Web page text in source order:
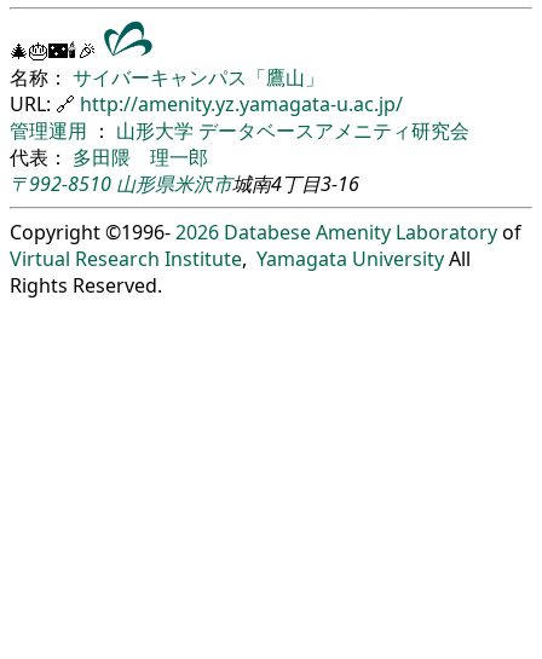
🎄🎂🌃🕯🎉
名称： サイバーキャンパス「鷹山」
URL: 🔗 http://amenity.yz.yamagata-u.ac.jp/
管理運用 ： 山形大学 データベースアメニティ研究会
代表： 多田隈 理一郎
〒992-8510 山形県米沢市城南4丁目3-16
Copyright ©1996-2026 Databese Amenity Laboratoryof
Virtual Research Institute, Yamagata UniversityAll
Rights Reserved.